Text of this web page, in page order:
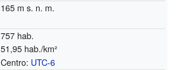
165 m s. n. m.
757 hab.
51,95 hab./km²
Centro: UTC-6